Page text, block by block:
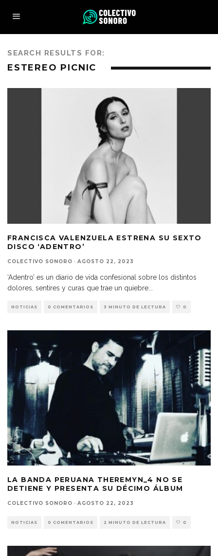
SEARCH RESULTS FOR:
ESTEREO PICNIC
FRANCISCA VALENZUELA ESTRENA SU SEXTO
DISCO ‘ADENTRO’
COLECTIVO SONORO · AGOSTO 22, 2023
‘Adentro’ es un diario de vida confesional sobre los distintos
dolores, sentires y curas que trae un quiebre
NOTICIAS 0 COMENTARIOS 3 MINUTO DE LECTURA 0
LA BANDA PERUANA THEREMYN_4 NO SE
DETIENE Y PRESENTA SU DÉCIMO ÁLBUM
COLECTIVO SONORO · AGOSTO 22, 2023
NOTICIAS 0 COMENTARIOS 2 MINUTO DE LECTURA 0